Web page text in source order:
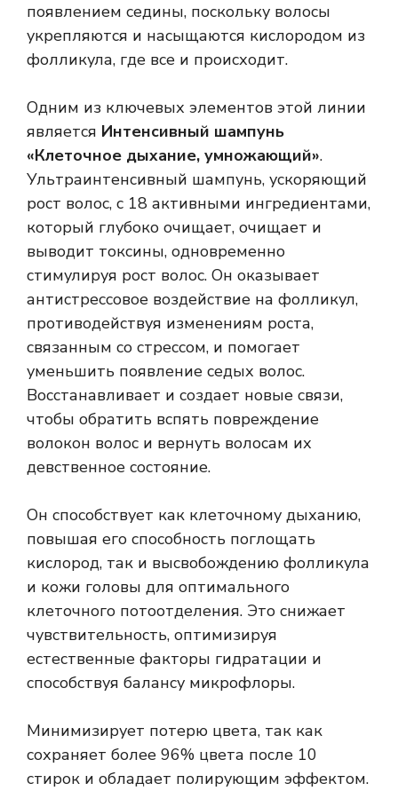
появлением седины, поскольку волосы
укрепляются и насыщаются кислородом из
фолликула, где все и происходит.
Одним из ключевых элементов этой линии
является Интенсивный шампунь
«Клеточное дыхание, умножающий».
Ультраинтенсивный шампунь, ускоряющий
рост волос, с 18 активными ингредиентами,
который глубоко очищает, очищает и
выводит токсины, одновременно
стимулируя рост волос. Он оказывает
антистрессовое воздействие на фолликул,
противодействуя изменениям роста,
связанным со стрессом, и помогает
уменьшить появление седых волос.
Восстанавливает и создает новые связи,
чтобы обратить вспять повреждение
волокон волос и вернуть волосам их
девственное состояние.
Он способствует как клеточному дыханию,
повышая его способность поглощать
кислород, так и высвобождению фолликула
и кожи головы для оптимального
клеточного потоотделения. Это снижает
чувствительность, оптимизируя
естественные факторы гидратации и
способствуя балансу микрофлоры.
Минимизирует потерю цвета, так как
сохраняет более 96% цвета после 10
стирок и обладает полирующим эффектом.